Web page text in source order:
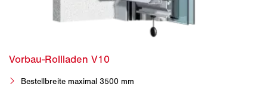
Bestellbreite maximal 3500 mm